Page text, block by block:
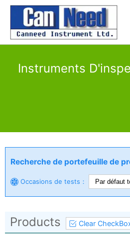
Instruments
Recherche de portefeuille de
Occasions de tests：
Products Clear